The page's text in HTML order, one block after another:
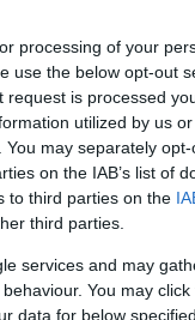
processing of your
use the below opt-out
is processed
utilized by us
may separately
on the IAB’s list of
to third parties on the
third parties.
services and may
You may
data for below
de près
efforts.
subir le